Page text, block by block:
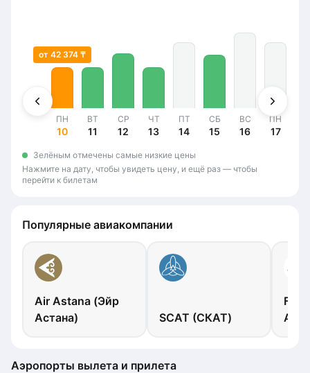
от 42 374 ₸
ПН
10
ВТ
11
СР
12
ЧТ
13
ПТ
14
СБ
15
ВС
16
ПН
17
Зелёным отмечены самые низкие цены
Нажмите на дату, чтобы увидеть цену, и ещё раз — чтобы
перейти к билетам
Популярные авиакомпании
Air Astana (Эйр
Астана)
SCAT (СКАТ)
Аэропорты вылета и прилета